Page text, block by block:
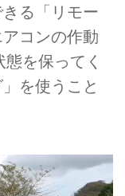
る「リモー
コンの作動
を保ってく
を使うこと